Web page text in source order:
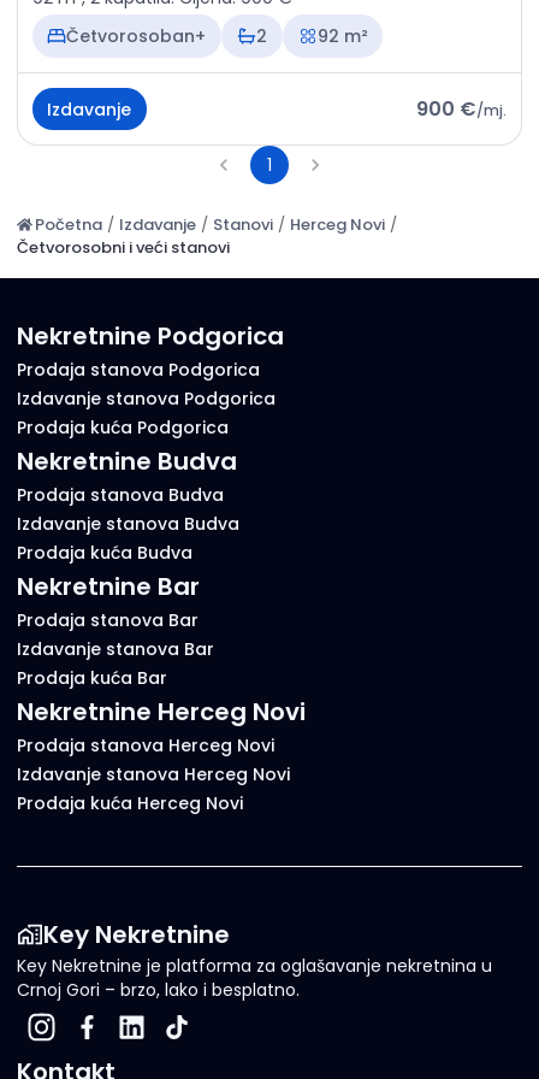
Četvorosoban+
2 92 m²
Izdavanje 900 €/mj.
1
Početna / Izdavanje / Stanovi / Herceg Novi /
Četvorosobni i veći stanovi
Nekretnine Podgorica
Prodaja stanova Podgorica
Izdavanje stanova Podgorica
Prodaja kuća Podgorica
Nekretnine Budva
Prodaja stanova Budva
Izdavanje stanova Budva
Prodaja kuća Budva
Nekretnine Bar
Prodaja stanova Bar
Izdavanje stanova Bar
Prodaja kuća Bar
Nekretnine Herceg Novi
Prodaja stanova Herceg Novi
Izdavanje stanova Herceg Novi
Prodaja kuća Herceg Novi
Key Nekretnine
Key Nekretnine je platforma za oglašavanje nekretnina u
Crnoj Gori – brzo, lako i besplatno.
Kontakt